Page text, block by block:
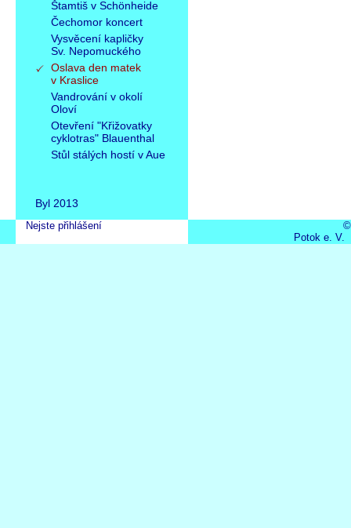
Štamtiš v Schönheide
Čechomor koncert
Vysvěcení kapličky
Sv. Nepomuckého
Oslava den matek
v Kraslice
Vandrování v okolí
Oloví
Otevření "Křižovatky
cyklotras" Blauenthal
Stůl stálých hostí v Aue
Byl 2013
Nejste přihlášení
©
Potok e. V.